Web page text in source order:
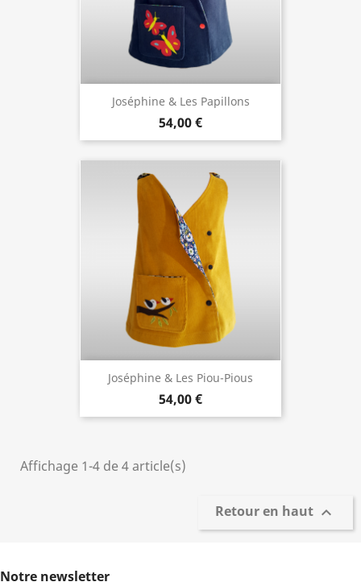
Joséphine & Les Papillons
54,00 €
Joséphine & Les Piou-Pious
54,00 €
Affichage 1-4 de 4 article(s)
Retour en haut 
Notre newsletter